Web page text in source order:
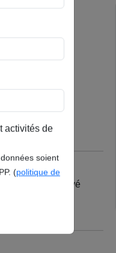
conservé
française et
activités de
soient
(politique de